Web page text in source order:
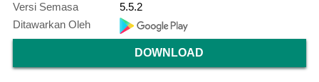
Versi Semasa
5.5.2
Ditawarkan Oleh
DOWNLOAD